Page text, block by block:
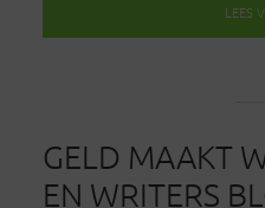
LEES
GELD MAAKT
EN WRITERS